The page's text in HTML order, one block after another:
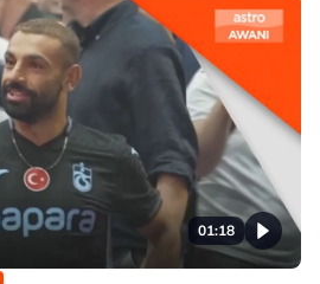
01:18